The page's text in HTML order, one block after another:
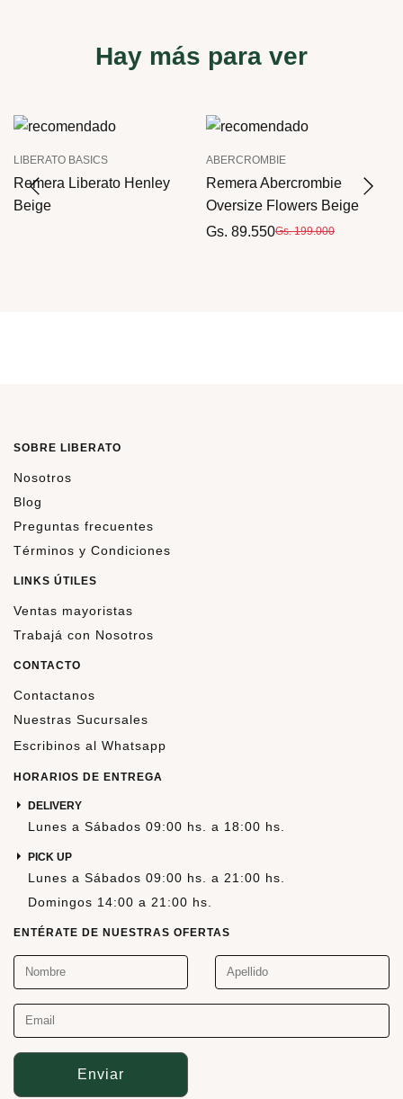
Hay más para ver
LIBERATO BASICS
Remera Liberato Henley
Beige
ABERCROMBIE
Remera Abercrombie
Oversize Flowers Beige
Gs. 89.550Gs. 199.000
SOBRE LIBERATO
Nosotros
Blog
Preguntas frecuentes
Términos y Condiciones
LINKS ÚTILES
Ventas mayoristas
Trabajá con Nosotros
CONTACTO
Contactanos
Nuestras Sucursales
Escribinos al Whatsapp
HORARIOS DE ENTREGA
DELIVERY
Lunes a Sábados 09:00 hs. a 18:00 hs.
PICK UP
Lunes a Sábados 09:00 hs. a 21:00 hs.
Domingos 14:00 a 21:00 hs.
ENTÉRATE DE NUESTRAS OFERTAS
Enviar